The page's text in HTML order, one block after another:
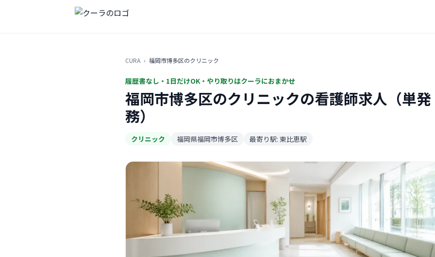
CURA › 福岡市博多区のクリニック
履歴書なし・1日だけOK・やり取りはクーラにおまかせ
福岡市博多区のクリニックの看護師求人（単
務）
クリニック 福岡県福岡市博多区 最寄り駅: 東比恵駅